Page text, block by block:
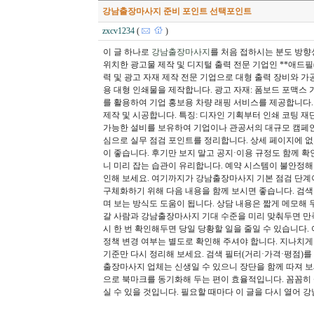
강남출장마사지 준비 포인트 선택포인트
zxcv1234 ( )
이 글 하나로 강남출장마사지 를 처음 접하시는 분도 방
위치한 광고물 제작 및 디지털 출력 전문 기업인 **애드
력 및 광고 자재 제작 전문 기업으로 대형 출력 장비와
용 대형 인쇄물을 제작합니다. 광고 자재: 폼보드 포맥스
를 활용하여 기업 홍보용 차량 래핑 서비스를 제공합니
제작 및 시공합니다. 특징: 디자인 기획부터 인쇄 코팅
가능한 설비를 보유하여 기업이나 관공서의 대규모 캠
심으로 실무 점검 포인트를 정리합니다. 상세 페이지에
이 좋습니다. 후기만 보지 말고 공지·이용 규정도 함께
니 미리 잡는 습관이 유리합니다. 예약 시스템이 불안정
인해 보세요. 여기까지가 강남출장마사지 기본 점검 단
구체화하기 위해 다음 내용을 함께 보시면 좋습니다. 검
며 보는 방식도 도움이 됩니다. 상담 내용은 짧게 메모해
갈 사람과 강남출장마사지 기대 수준을 미리 맞춰두면
시 한 번 확인해두면 당일 당황할 일을 줄일 수 있습니다
정책 변경 여부는 별도로 확인해 주셔야 합니다. 지나치
기준만 다시 정리해 보세요. 검색 필터(거리·가격·평점)
출장마사지 업체는 신생일 수 있으니 장단을 함께 따져
으로 북마크를 동기화해 두는 편이 효율적입니다. 꼼꼼
실 수 있을 것입니다. 필요할 때마다 이 글을 다시 열어